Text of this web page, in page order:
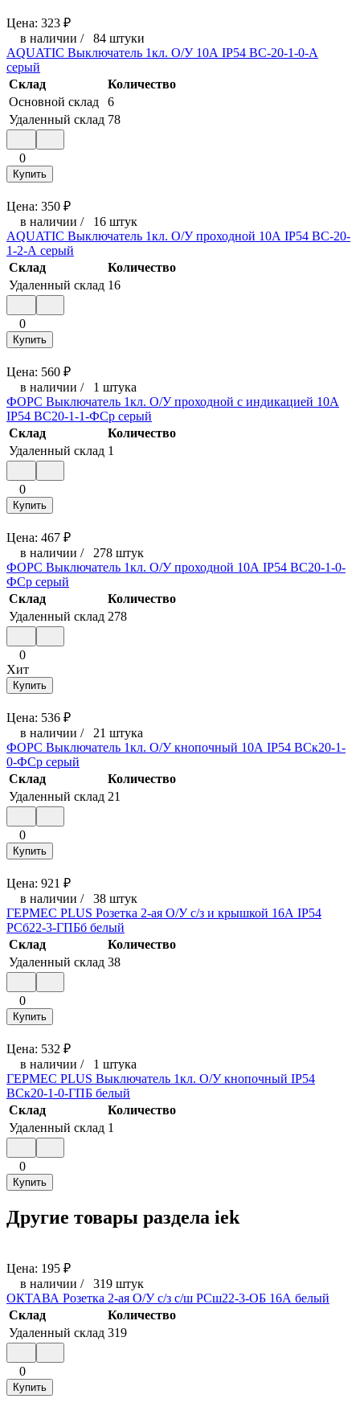
Цена: 323 ₽
в наличии / 84 штуки
AQUATIC Выключатель 1кл. О/У 10А IP54 ВС-20-1-0-А
серый
Склад
Количество
Основной склад
6
Удаленный склад 78
0
Купить
Цена: 350 ₽
в наличии / 16 штук
AQUATIC Выключатель 1кл. О/У проходной 10А IP54 ВС-20-
1-2-А серый
Склад
Количество
Удаленный склад 16
0
Купить
Цена: 560 ₽
в наличии / 1 штука
ФОРС Выключатель 1кл. О/У проходной с индикацией 10А
IP54 ВС20-1-1-ФСр серый
Склад
Количество
Удаленный склад 1
0
Купить
Цена: 467 ₽
в наличии / 278 штук
ФОРС Выключатель 1кл. О/У проходной 10А IP54 ВС20-1-0-
ФСр серый
Склад
Количество
Удаленный склад 278
0
Хит
Купить
Цена: 536 ₽
в наличии / 21 штука
ФОРС Выключатель 1кл. О/У кнопочный 10А IP54 ВСк20-1-
0-ФСр серый
Склад
Количество
Удаленный склад 21
0
Купить
Цена: 921 ₽
в наличии / 38 штук
ГЕРМЕС PLUS Розетка 2-ая О/У с/з и крышкой 16А IP54
РСб22-3-ГПБб белый
Склад
Количество
Удаленный склад 38
0
Купить
Цена: 532 ₽
в наличии / 1 штука
ГЕРМЕС PLUS Выключатель 1кл. О/У кнопочный IP54
ВСк20-1-0-ГПБ белый
Склад
Количество
Удаленный склад 1
0
Купить
Другие товары раздела iek
Цена: 195 ₽
в наличии / 319 штук
ОКТАВА Розетка 2-ая О/У с/з с/ш РСш22-3-ОБ 16А белый
Склад
Количество
Удаленный склад 319
0
Купить